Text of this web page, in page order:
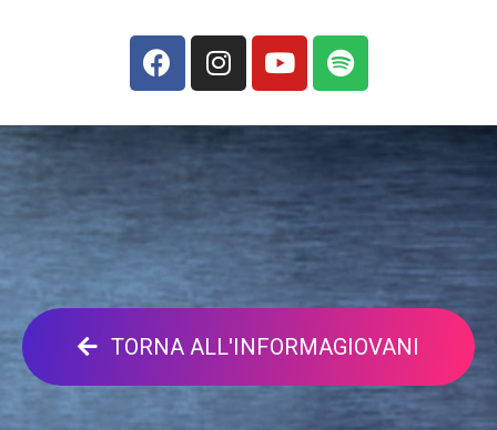
TORNA ALL'INFORMAGIOVANI